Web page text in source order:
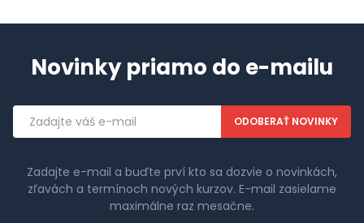
Novinky priamo do e-mailu
Emailová
adresa
Zadajte e-mail a buďte prví kto sa dozvie o novinkách,
zľavách a termínoch nových kurzov. E-mail zasielame
maximálne raz mesačne.